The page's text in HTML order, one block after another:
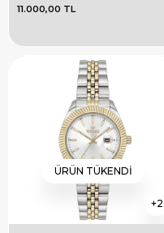
11.000,00 TL
2
ÜRÜN TÜKENDI